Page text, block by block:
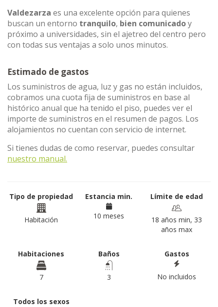
Valdezarza es una excelente opción para quienes
buscan un entorno tranquilo, bien comunicadoy
próximo a universidades, sin el ajetreo del centro pero
con todas sus ventajas a solo unos minutos.
Estimado de gastos
Los suministros de agua, luz y gas no están incluidos,
cobramos una cuota fija de suministros en base al
histórico anual que ha tenido el piso, puedes ver el
importe de suministros en el resumen de pagos. Los
alojamientos no cuentan con servicio de internet.
Si tienes dudas de como reservar, puedes consultar
nuestro manual.
Tipo de propiedad
Habitación
Estancia min.
10 meses
Límite de edad
18 años min, 33
años max
Habitaciones
7
Baños
3
Gastos
No incluidos
Todos los sexos